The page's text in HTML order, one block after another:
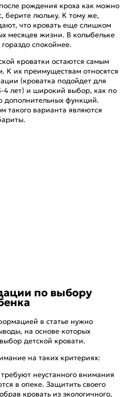
рождения кроха как можно
берите люльку. К тому же,
что кровать еще слишком
месяцев жизни. В колыбельке
спокойнее.
кроватки остаются самым
К их преимуществам относятся
(кроватка подойдет для
4 лет) и широкий выбор, как по
дополнительных функций.
такого варианта являются
по выбору
в статье нужно
на основе которых
детской кровати.
на таких критериях:
неустанного внимания
в опеке. Защитить своего
кровать из экологичного,